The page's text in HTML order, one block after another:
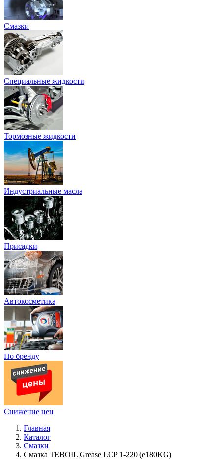
Смазки
Специальные жидкости
Тормозные жидкости
Индустриальные масла
Присадки
Автокосметика
По бренду
Снижение цен
Главная
Каталог
Смазки
Смазка TEBOIL Grease LCP 1-220 (e180KG)